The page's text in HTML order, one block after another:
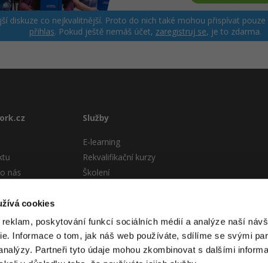
cookies
reklam, poskytování funkcí sociálních médií a analýze naší
Informace o tom, jak náš web používáte, sdílíme se svými
Partneři tyto údaje mohou zkombinovat s dalšími
diskuze co nejkvalitnější. Proto do nich také mohou přispívat
přihlas. Pokud ještě nemáš účet, zaregistruj se, je to zdarma.
nás
podmínky
Služby
E-learning
Rekvalifikační kurzy
Školení